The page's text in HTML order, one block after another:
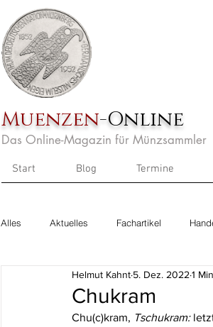
Muenzen-Online
Das Online-Magazin für Münzsammler
Start Blog Termine
Alles Aktuelles Fachartikel
Chukram
Helmut Kahnt 5. Dez. 2022 1
Chu(c)kram, Tschukram: